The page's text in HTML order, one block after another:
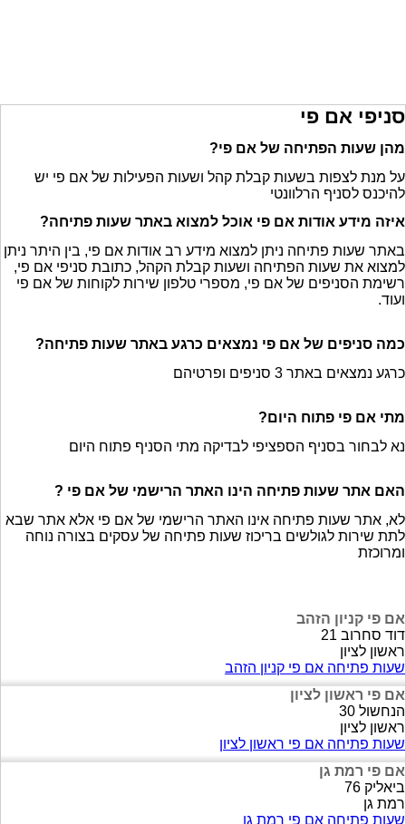
סניפי אם פי
מהן שעות הפתיחה של אם פי?
על מנת לצפות בשעות קבלת קהל ושעות הפעילות של אם פי יש
להיכנס לסניף הרלוונטי
איזה מידע אודות אם פי אוכל למצוא באתר שעות פתיחה?
באתר שעות פתיחה ניתן למצוא מידע רב אודות אם פי, בין היתר ניתן
למצוא את שעות הפתיחה ושעות קבלת הקהל, כתובת סניפי אם פי,
רשימת הסניפים של אם פי, מספרי טלפון שירות לקוחות של אם פי
ועוד.
כמה סניפים של אם פי נמצאים כרגע באתר שעות פתיחה?
כרגע נמצאים באתר 3 סניפים ופרטיהם
מתי אם פי פתוח היום?
נא לבחור בסניף הספציפי לבדיקה מתי הסניף פתוח היום
האם אתר שעות פתיחה הינו האתר הרישמי של אם פי ?
לא, אתר שעות פתיחה אינו האתר הרישמי של אם פי אלא אתר שבא
לתת שירות לגולשים בריכוז שעות פתיחה של עסקים בצורה נוחה
ומרוכזת
אם פי קניון הזהב
דוד סחרוב 21
ראשון לציון
שעות פתיחה אם פי קניון הזהב
אם פי ראשון לציון
הנחשול 30
ראשון לציון
שעות פתיחה אם פי ראשון לציון
אם פי רמת גן
ביאליק 76
רמת גן
שעות פתיחה אם פי רמת גן